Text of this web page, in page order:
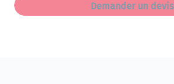
Demander un devis